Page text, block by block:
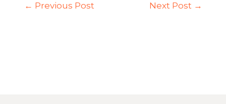
← Previous Post Next Post →